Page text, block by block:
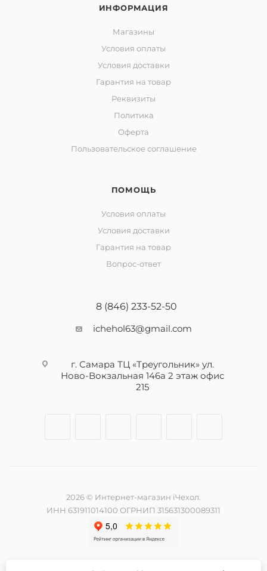
ИНФОРМАЦИЯ
Магазины
Условия оплаты
Условия доставки
Гарантия на товар
Реквизиты
Политика
Оферта
Пользовательское соглашение
ПОМОЩЬ
Условия оплаты
Условия доставки
Гарантия на товар
Вопрос-ответ
8 (846) 233-52-50
ichehol63@gmail.com
г. Самара ТЦ «Треугольник» ул.
Ново-Вокзальная 146а 2 этаж офис
215
2026 © Интернет-магазин iЧехол.
ИНН 631911014100 ОГРНИП 315631300089311